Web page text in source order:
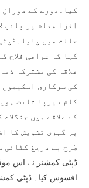
کیا۔دورے کے
افزا مقام پر پائپ
حالت میں
کہا کہ عوامی فلاح
علاقہ کی مشترکہ
کی سرکاری
کام دیرپا ثابت
کے علاقے میں
پر گہری تشویش کا
طرح بے دریغ کٹائی
ڈپٹی کمشنر نے اس
افسوس کیا۔ ڈپٹی